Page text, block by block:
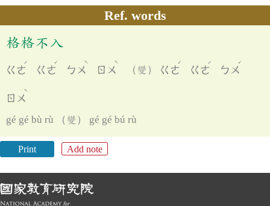
Ref. words
格格不入
ㄍㄜ
ˊ
ㄍㄜ
ˊ
ㄅㄨ
ˋ
ㄖㄨ
ˋ
（變） ㄍㄜ
ˊ
ㄍㄜ
ˊ
ㄅㄨ
ˊ
ㄖㄨ
ˋ
gé gé bù rù （變） gé gé bú rù
Print Add note